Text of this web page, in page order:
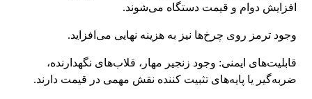
افزایش دوام و قیمت دستگاه می‌شوند.
وجود ترمز روی چرخ‌ها نیز به هزینه نهایی می‌افزاید.
قابلیت‌های ایمنی: وجود زنجیر مهار، قلاب‌های نگهدارنده،
ضربه‌گیر یا پایه‌های تثبیت‌ کننده نقش مهمی در قیمت دارند.